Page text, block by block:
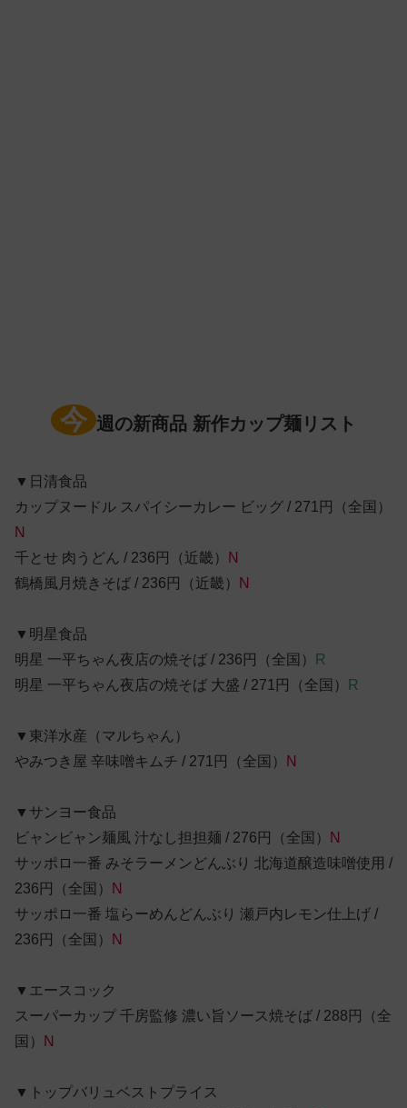
今 週の新商品 新作カップ麺リスト
▼日清食品
カップヌードル スパイシーカレー ビッグ / 271円（全国）
N
千とせ 肉うどん / 236円（近畿）
N
鶴橋風月焼きそば / 236円（近畿）
N
▼明星食品
明星 一平ちゃん夜店の焼そば / 236円（全国）
R
明星 一平ちゃん夜店の焼そば 大盛 / 271円（全国）
R
▼東洋水産（マルちゃん）
やみつき屋 辛味噌キムチ / 271円（全国）
N
▼サンヨー食品
ビャンビャン麺風 汁なし担担麺 / 276円（全国）
N
サッポロ一番 みそラーメンどんぶり 北海道醸造味噌使用 /
236円（全国）
N
サッポロ一番 塩らーめんどんぶり 瀬戸内レモン仕上げ /
236円（全国）
N
▼エースコック
スーパーカップ 千房監修 濃い旨ソース焼そば / 288円（全
国）
N
▼トップバリュベストプライス